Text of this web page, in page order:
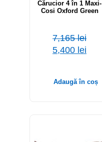
Cărucior 4 în 1 Maxi-
Cosi Oxford Green
7,165lei
5,400 lei
Adaugă în coș